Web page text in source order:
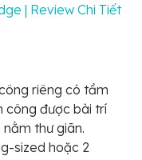
| Review Chi Tiết
riêng có tầm
công được bài trí
thư giãn.
sized hoặc 2